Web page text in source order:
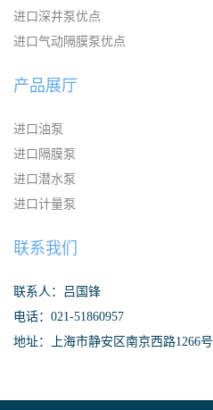
进口深井泵优点
进口气动隔膜泵优点
产品展厅
进口油泵
进口隔膜泵
进口潜水泵
进口计量泵
联系我们
联系人：吕国锋
电话：021-51860957
地址：上海市静安区南京西路1266号